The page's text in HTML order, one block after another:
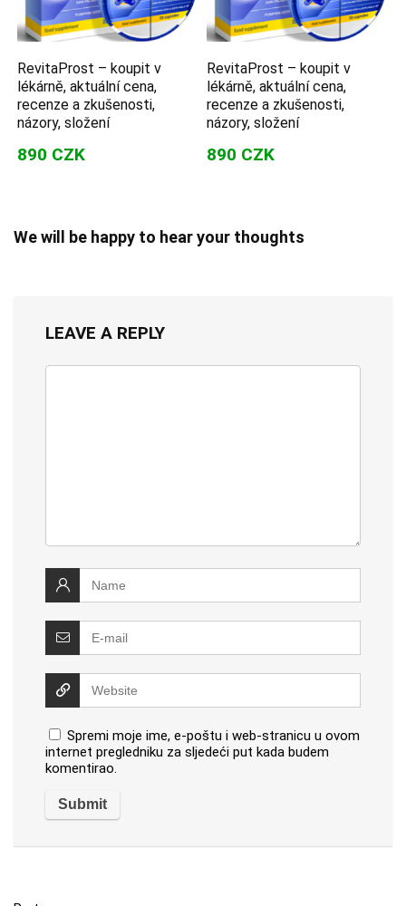
RevitaProst – koupit v
lékárně, aktuální cena,
recenze a zkušenosti,
názory, složení
890 CZK
RevitaProst – koupit v
lékárně, aktuální cena,
recenze a zkušenosti,
názory, složení
890 CZK
We will be happy to hear your thoughts
LEAVE A REPLY
Spremi moje ime, e-poštu i web-stranicu u ovom
internet pregledniku za sljedeći put kada budem
komentirao.